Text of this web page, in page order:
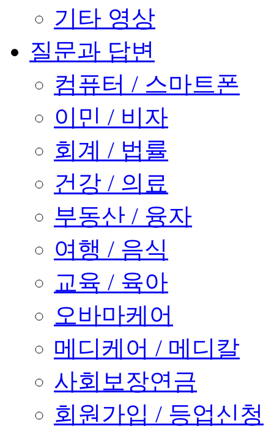
기타 영상
질문과 답변
컴퓨터 / 스마트폰
이민 / 비자
회계 / 법률
건강 / 의료
부동산 / 융자
여행 / 음식
교육 / 육아
오바마케어
메디케어 / 메디칼
사회보장연금
회원가입 / 등업신청